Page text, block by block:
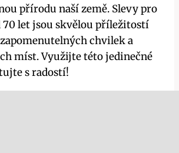
přírodu naší země. Slevy pro
70 let jsou skvělou příležitostí
chvilek a
míst. Využijte této jedinečné
s radostí!